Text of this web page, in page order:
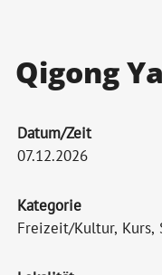
Politik &
Themen &
Qigong
Datum/Zeit
07.12.2026
Kategorie
Freizeit/Kultur, Kurs,